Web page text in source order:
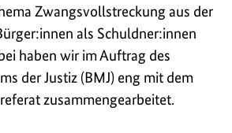
Zwangsvollstreckung aus der
als Schuldner:innen
haben wir im Auftrag des
der Justiz (BMJ) eng mit dem
zusammengearbeitet.